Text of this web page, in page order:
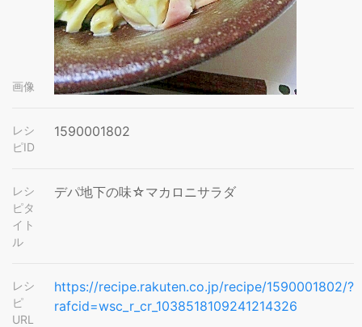
画像
レシ
ピID
1590001802
レシ
ピタ
イト
ル
デパ地下の味☆マカロニサラダ
レシ
ピ
URL
https://recipe.rakuten.co.jp/recipe/1590001802/?
rafcid=wsc_r_cr_1038518109241214326